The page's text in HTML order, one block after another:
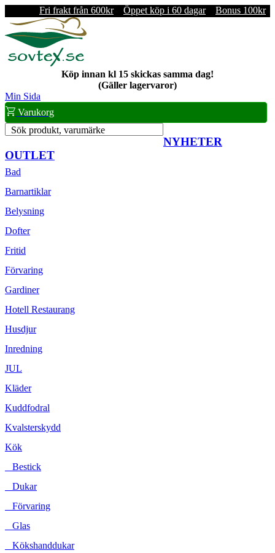
Fri frakt från 600kr Öppet köp i 60 dagar Bonus 100kr
Köp innan kl 15 skickas samma dag!
(Gäller lagervaror)
Min Sida
Varukorg
Sök produkt, varumärke
NYHETER
OUTLET
Bad
Barnartiklar
Belysning
Dofter
Fritid
Förvaring
Gardiner
Hotell Restaurang
Husdjur
Inredning
JUL
Kläder
Kuddfodral
Kvalsterskydd
Kök
Bestick
Dukar
Förvaring
Glas
Kökshanddukar